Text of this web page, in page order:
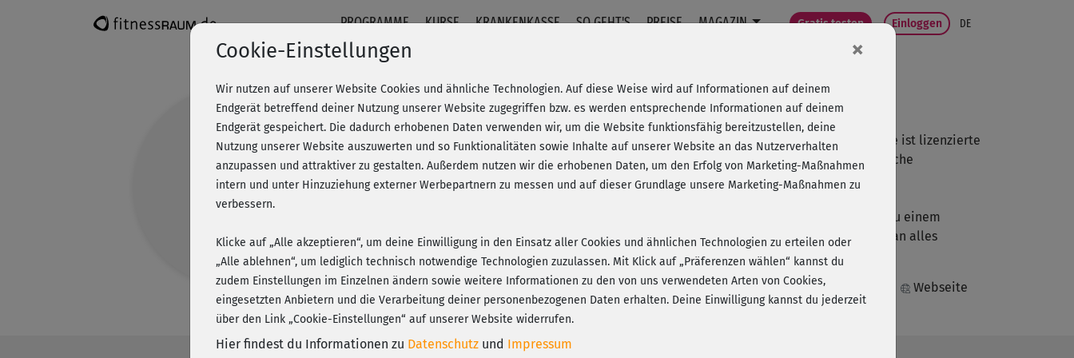
PROGRAMME KURSE KRANKENKASSE SO GEHT'S PREISE MAGAZIN Gratis testen Einloggen DE
Julia May
Seit vielen Jahren arbeitet Julia May erfolgreich als Personal Trainerin in Hamburg. Sie ist lizenzierte
Fitness-Trainerin und hat im Laufe der Zeit weitere Zertifizierungen wie z. B. Medizinische
Trainingstherapie, Rückenschule, Pilates und Schlingentraining erworben.
Julia hat ihre Leidenschaft zum Beruf gemacht: "Bewegung ist für mich der Schlüssel zu einem
erfolgreichen Alltag", betont sie und ergänzt: "Mit einem klaren Ziel vor Augen kann man alles
erreichen. Verändere deine Gedanken – und dein Körper wird dir folgen!"
Webseite
Cookie-Einstellungen ×
Wir nutzen auf unserer Website Cookies und ähnliche Technologien. Auf diese Weise wird auf Informationen auf deinem
Endgerät betreffend deiner Nutzung unserer Website zugegriffen bzw. es werden entsprechende Informationen auf deinem
Endgerät gespeichert. Die dadurch erhobenen Daten verwenden wir, um die Website funktionsfähig bereitzustellen, deine
Nutzung unserer Website auszuwerten und so Funktionalitäten sowie Inhalte auf unserer Website an das Nutzerverhalten
anzupassen und attraktiver zu gestalten. Außerdem nutzen wir die erhobenen Daten, um den Erfolg von Marketing-Maßnahmen
intern und unter Hinzuziehung externer Werbepartnern zu messen und auf dieser Grundlage unsere Marketing-Maßnahmen zu
verbessern.
Klicke auf „Alle akzeptieren“, um deine Einwilligung in den Einsatz aller Cookies und ähnlichen Technologien zu erteilen oder
„Alle ablehnen“, um lediglich technisch notwendige Technologien zuzulassen. Mit Klick auf „Präferenzen wählen“ kannst du
zudem Einstellungen im Einzelnen ändern sowie weitere Informationen zu den von uns verwendeten Arten von Cookies,
eingesetzten Anbietern und die Verarbeitung deiner personenbezogenen Daten erhalten. Deine Einwilligung kannst du jederzeit
über den Link „Cookie-Einstellungen“ auf unserer Website widerrufen.
Hier findest du Informationen zu Datenschutz und Impressum